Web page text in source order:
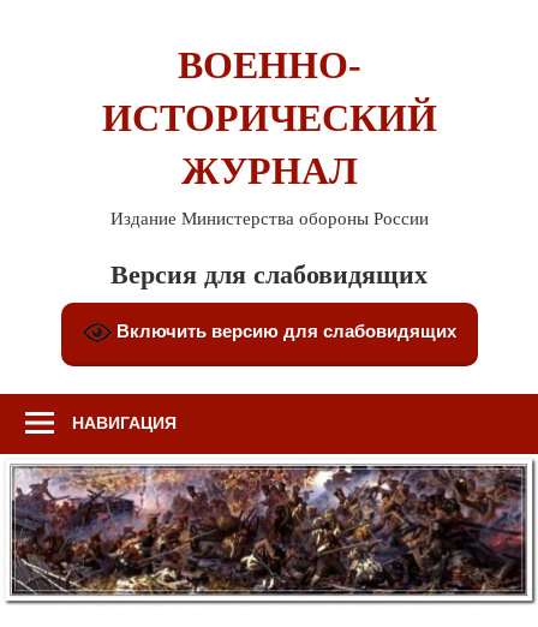
ВОЕННО-
ИСТОРИЧЕСКИЙ
ЖУРНАЛ
Издание Министерства обороны России
Версия для слабовидящих
Включить версию для слабовидящих
НАВИГАЦИЯ